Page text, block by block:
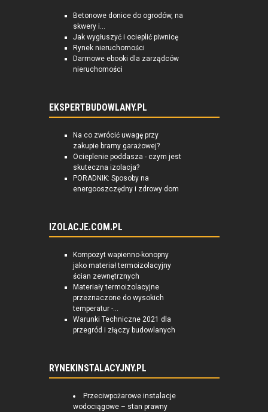
Betonowe donice do ogrodów, na
skwery i...
Jak wygłuszyć i ocieplić piwnicę
Rynek nieruchomości
Darmowe ebooki dla zarządców
nieruchomości
EKSPERTBUDOWLANY.PL
Na co zwrócić uwagę przy
zakupie bramy garażowej?
Ocieplenie poddasza - czym jest
skuteczna izolacja?
PORADNIK: Sposoby na
energooszczędny i zdrowy dom
IZOLACJE.COM.PL
Kompozyt wapienno-konopny
jako materiał termoizolacyjny
ścian zewnętrznych
Materiały termoizolacyjne
przeznaczone do wysokich
temperatur -...
Warunki Techniczne 2021 dla
przegród i złączy budowlanych
RYNEKINSTALACYJNY.PL
Przeciwpożarowe instalacje
wodociągowe – stan prawny